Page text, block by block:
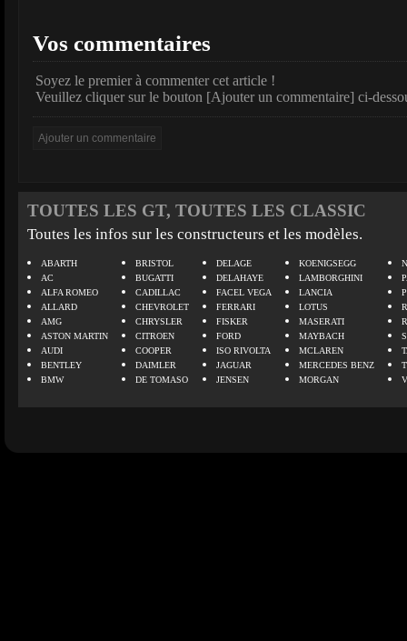
Vos commentaires
Soyez le premier à commenter cet article !
Veuillez cliquer sur le bouton [Ajouter un commentaire] ci-
TOUTES LES GT, TOUTES LES CLASSIC
Toutes les infos sur les constructeurs et les modèles.
ABARTH
AC
ALFA ROMEO
ALLARD
AMG
ASTON MARTIN
AUDI
BENTLEY
BMW
BRISTOL
BUGATTI
CADILLAC
CHEVROLET
CHRYSLER
CITROEN
COOPER
DAIMLER
DE TOMASO
DELAGE
DELAHAYE
FACEL VEGA
FERRARI
FISKER
FORD
ISO RIVOLTA
JAGUAR
JENSEN
KOENIGSEGG
LAMBORGHINI
LANCIA
LOTUS
MASERATI
MAYBACH
MCLAREN
MERCEDES BENZ
MORGAN